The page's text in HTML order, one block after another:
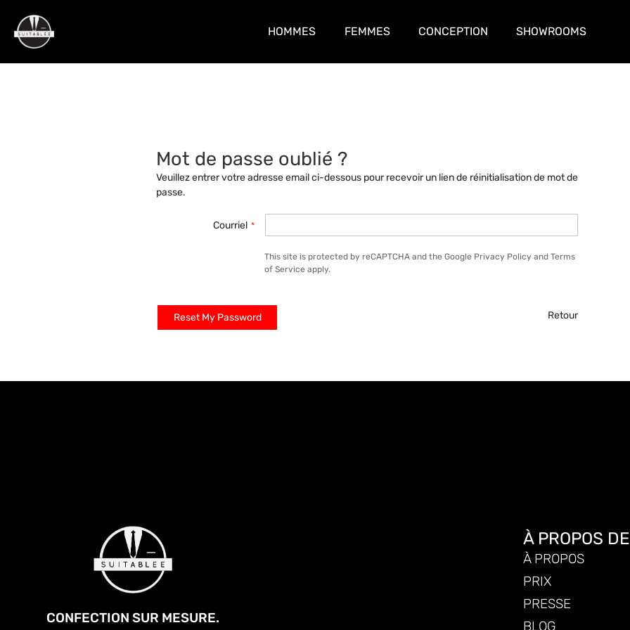
HOMMES FEMMES CONCEPTION SHOWROOMS
Mot de passe oublié ?
Veuillez entrer votre adresse email ci-dessous pour recevoir un lien de réinitialisation de mot de
passe.
Courriel
This site is protected by reCAPTCHA and the Google Privacy Policy and Terms
of Service apply.
Reset My Password Retour
CONFECTION SUR MESURE.
À PROPOS
À PROPOS
PRIX
PRESSE
BLOG